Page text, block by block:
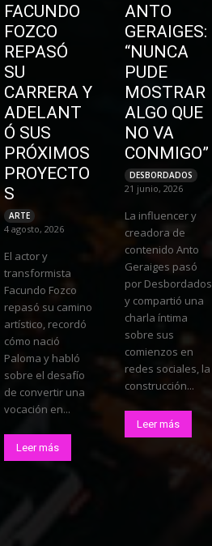
FACUNDO
FOZCO
REPASÓ
SU
CARRERA Y
ADELANT
Ó SUS
PRÓXIMOS
PROYECTO
S
ARTE
4 agosto, 2026
El actor y
transformista
Facundo Fozco
repasó su camino
artístico, recordó
cómo nació
Paloma y habló
sobre el desafío
de convertir una
vocación en...
Leer más
ANTO
GERAIGES:
“NUNCA
PUDE
MOSTRAR
ALGO QUE
NO VA
CONMIGO”
DESBORDADOS
21 junio, 2026
La influencer y
creadora de
contenido Anto
Geraiges pasó
por Desbordados
y compartió una
charla íntima
sobre sus
comienzos en
redes sociales, la
construcción...
Leer más